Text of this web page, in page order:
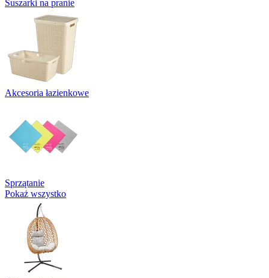
Suszarki na pranie
Akcesoria łazienkowe
Sprzątanie
Pokaż wszystko